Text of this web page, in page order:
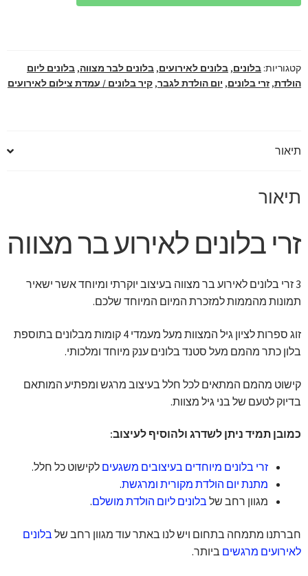
לאירוע
יוקרתי
קטגוריות: בלונים, בלונים לאירועים, בלונים לבר מצווה, בלונים ליום
הולדת, זרי בלונים, יום הולדת לגבר, קיר בלונים / עמדת צילום לאירועים
תיאור
תיאור
זרי בלונים לאירוע בר מצווה
3 זרי בלונים לאירוע בר מצווה בעיצוב יוקרתי ומיוחד אשר ישאיר
תמונות מהממות למזכרת המיום המיוחד שלכם.
זוג ספרות לציון גיל המצוות מעל מעמדי 4 קומות מבלונים בתוספת
בלון כתר מהמם מעל סטנד בלונים ענק מיוחד ומלכותי.
קישוט מהמם המתאים לכל חלל בעיצוב מרגש ומפתיע המותאם
בדיוק לטעם של בני גיל מצוות.
כמובן תמיד ניתן לשדרג ולהוסיף לעיצוב:
זרי בלונים מיוחדים בעיצובים משגעים לקישוט כל חלל.
מתנת יום הולדת מקורית ומרגשת.
מגוון רחב של בלונים ליום הולדת מושלם.
חברתנו מתמחה בתחום ויש לנו באתר עוד מגוון רחב של בלונים
לאירועים מרגשים ביותר.